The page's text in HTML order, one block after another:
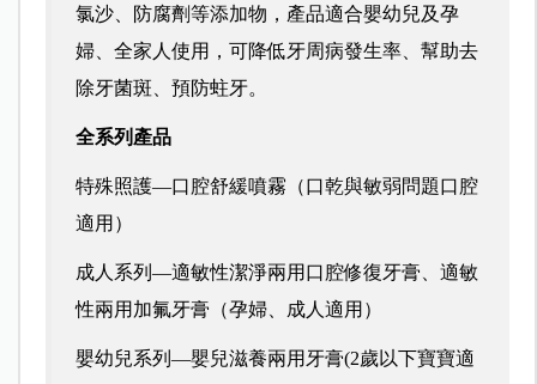
氯沙、防腐劑等添加物，產品適合嬰幼兒及孕
婦、全家人使用，可降低牙周病發生率、幫助去
除牙菌斑​、預防蛀牙。
全系列產品
特殊照護—口腔舒緩噴霧（口乾與敏弱問題口腔
適用）
成人系列—適敏性潔淨兩用口腔修復牙膏、適敏
性兩用加氟牙膏（孕婦、成人適用）
嬰幼兒系列—嬰兒滋養兩用牙膏(2歲以下寶寶適